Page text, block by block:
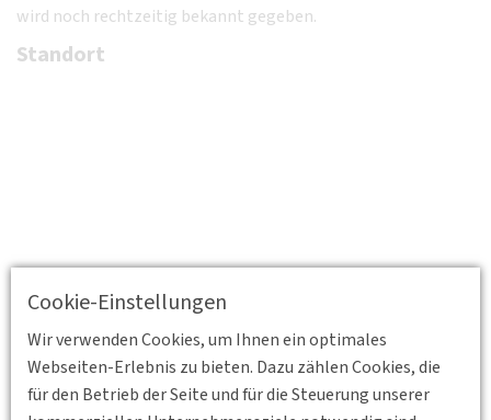
Cookie-Einstellungen
Wir verwenden Cookies, um Ihnen ein optimales
Webseiten-Erlebnis zu bieten. Dazu zählen Cookies, die
für den Betrieb der Seite und für die Steuerung unserer
wird noch rechtzeitig bekannt gegeben.
Standort